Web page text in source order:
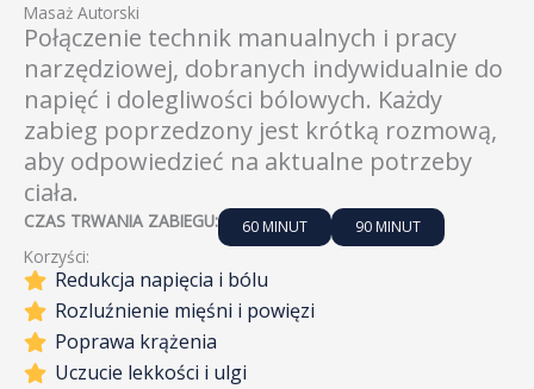
Masaż Autorski
Połączenie technik manualnych i pracy
narzędziowej, dobranych indywidualnie do
napięć i dolegliwości bólowych. Każdy
zabieg poprzedzony jest krótką rozmową,
aby odpowiedzieć na aktualne potrzeby
ciała.
CZAS TRWANIA ZABIEGU: 60 MINUT 90 MINUT
Korzyści:
Redukcja napięcia i bólu
Rozluźnienie mięśni i powięzi
Poprawa krążenia
Uczucie lekkości i ulgi